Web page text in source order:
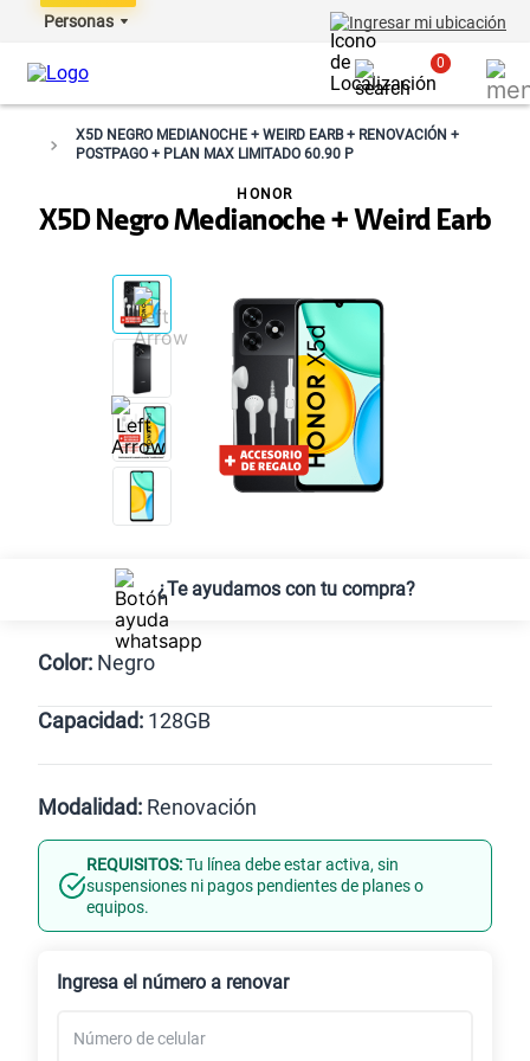
Personas Ingresar mi ubicación
0
X5D NEGRO MEDIANOCHE + WEIRD EARB + RENOVACIÓN +
POSTPAGO + PLAN MAX LIMITADO 60.90 P
X5D Negro Medianoche + Weird Earb
HONOR
¿Te ayudamos con tu compra?
Color: Negro
Negro
Capacidad: 128GB
128GB
Modalidad: Renovación
Línea Nueva Portabilidad
REQUISITOS:Tu línea debe estar activa, sin
suspensiones ni pagos pendientes de planes o
equipos.
Ingresa el número a renovar